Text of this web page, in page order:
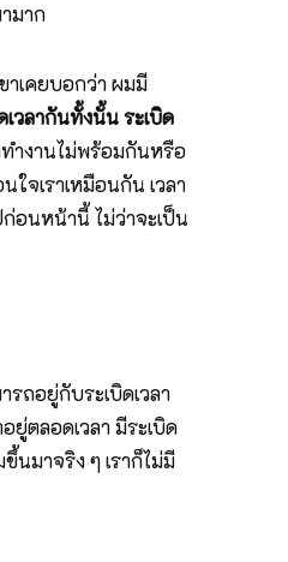
มาก
าเคยบอกว่า ผมมี
วลากันทั้งนั้น ระเบิด
ทำงานไม่พร้อมกันหรือ
ใจเราเหมือนกัน เวลา
อนหน้านี้ ไม่ว่าจะเป็น
รถอยู่กับระเบิดเวลา
ยู่ตลอดเวลา มีระเบิด
นมาจริง ๆ เราก็ไม่มี